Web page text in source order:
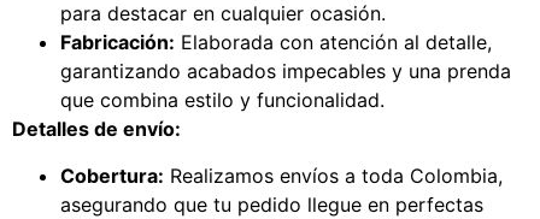
para destacar en cualquier ocasión.
Fabricación: Elaborada con atención al detalle,
garantizando acabados impecables y una prenda
que combina estilo y funcionalidad.
Detalles de envío:
Cobertura: Realizamos envíos a toda Colombia,
asegurando que tu pedido llegue en perfectas